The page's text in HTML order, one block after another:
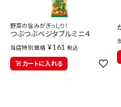
医薬品に関する注意事項
プライバシーポリシー
特定商取引法について
野菜の旨みがぎっしり！
つぶつぶベジタブルミニ４
当店特別価格 ¥161 税込
カートに入れる